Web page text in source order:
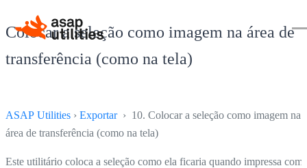
Colocar a seleção como imagem na área de
transferência (como na tela)
ASAP Utilities › Exportar› 10. Colocar a seleção como imagem na
área de transferência (como na tela)
Este utilitário coloca a seleção como ela ficaria quando impressa